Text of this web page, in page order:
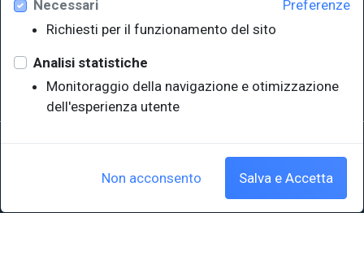
Università degli Studi di Trieste
Sistema Bibliotecario di Ateneo
EUT in cifre
P.IVA 00211830328 - C.F. 80013890324 - P.E.C.: ateneo@pec.units.it
Preferenze
Necessari
Richiesti per il funzionamento del sito
Analisi statistiche
Monitoraggio della navigazione e otimizzazione
dell'esperienza utente
Non acconsento Salva e Accetta